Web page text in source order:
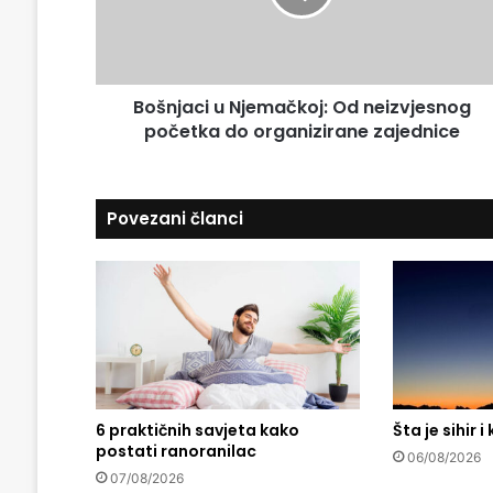
d
u
a
k
d
n
e
i
z
v
Bošnjaci u Njemačkoj: Od neizvjesnog
početka do organizirane zajednice
Povezani članci
6 praktičnih savjeta kako
postati ranoranilac
07/08/2026
Šta je sihir i
06/08/2026